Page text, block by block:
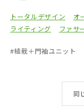
トータルデザイン オ
ライティング
ファサ
#植栽＋門袖ユニット
同